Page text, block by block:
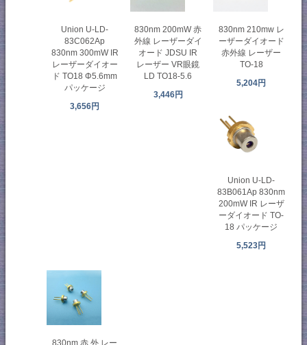
Union U-LD-
83C062Ap
830nm 300mW IR
レーザーダイオー
ド TO18 Φ5.6mm
パッケージ
3,656円
830nm 200mW 赤
外線 レーザーダイ
オード JDSU IR
レーザー VR眼鏡
LD TO18-5.6
3,446円
830nm 210mw レ
ーザーダイオード
赤外線 レーザー
TO-18
5,204円
Union U-LD-
83B061Ap 830nm
200mW IR レーザ
ーダイオード TO-
18 パッケージ
5,523円
830nm 赤 外 レー